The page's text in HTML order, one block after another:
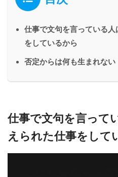
仕事で文句を言っている
をしているから
否定からは何も生まれない
仕事で文句を言って
えられた仕事をして